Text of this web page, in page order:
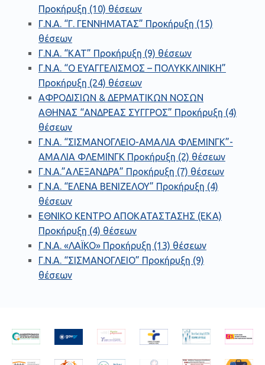
Προκήρυξη (10) θέσεων
Γ.Ν.Α. “Γ. ΓΕΝΝΗΜΑΤΑΣ” Προκήρυξη (15)
θέσεων
Γ.Ν.Α. “ΚΑΤ” Προκήρυξη (9) θέσεων
Γ.Ν.Α. “Ο ΕΥΑΓΓΕΛΙΣΜΟΣ – ΠΟΛΥΚΚΛΙΝΙΚΗ”
Προκήρυξη (24) θέσεων
ΑΦΡΟΔΙΣΙΩΝ & ΔΕΡΜΑΤΙΚΩΝ ΝΟΣΩΝ
ΑΘΗΝΑΣ “ΑΝΔΡΕΑΣ ΣΥΓΓΡΟΣ” Προκήρυξη (4)
θέσεων
Γ.Ν.Α. “ΣΙΣΜΑΝΟΓΛΕΙΟ-ΑΜΑΛΙΑ ΦΛΕΜΙΝΓΚ”-
ΑΜΑΛΙΑ ΦΛΕΜΙΝΓΚ Προκήρυξη (2) θέσεων
Γ.Ν.Α.”ΑΛΕΞΑΝΔΡΑ” Προκήρυξη (7) θέσεων
Γ.Ν.Α. “ΕΛΕΝΑ ΒΕΝΙΖΕΛΟΥ” Προκήρυξη (4)
θέσεων
ΕΘΝΙΚΟ ΚΕΝΤΡΟ ΑΠΟΚΑΤΑΣΤΑΣΗΣ (ΕΚΑ)
Προκήρυξη (4) θέσεων
Γ.Ν.Α. «ΛΑΪΚΟ» Προκήρυξη (13) θέσεων
Γ.Ν.Α. “ΣΙΣΜΑΝΟΓΛΕΙΟ” Προκήρυξη (9)
θέσεων